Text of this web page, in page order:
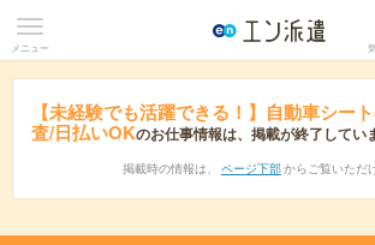
メニュー
【未経験でも活躍できる！】自動車シー
査/日払いOKのお仕事情報は、掲載が終了してい
掲載時の情報は、 ページ下部 からご覧いただ